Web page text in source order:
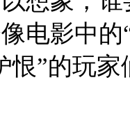
电影中
恨”的玩